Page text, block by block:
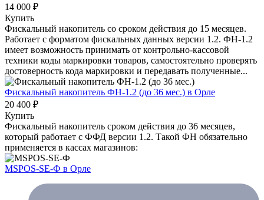
14 000 ₽
Купить
Фискальный накопитель cо сроком действия до 15 месяцев.
Работает с форматом фискальных данных версии 1.2. ФН-1.2
имеет возможность принимать от контрольно-кассовой
техники коды маркировки товаров, самостоятельно проверять
достоверность кода маркировки и передавать полученные...
Фискальный накопитель ФН-1.2 (до 36 мес.) в Орле
20 400 ₽
Купить
Фискальный накопитель сроком действия до 36 месяцев,
который работает с ФФД версии 1.2. Такой ФН обязательно
применяется в кассах магазинов:
MSPOS-SE-Ф в Орле